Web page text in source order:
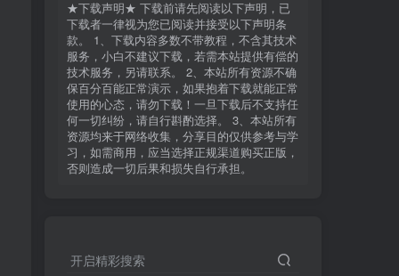
★下载声明★ 下载前请先阅读以下声明，已
下载者一律视为您已阅读并接受以下声明条
款。 1、下载内容多数不带教程，不含其技术
服务，小白不建议下载，若需本站提供有偿的
技术服务，另请联系。 2、本站所有资源不确
保百分百能正常演示，如果抱着下载就能正常
使用的心态，请勿下载！一旦下载后不支持任
何一切纠纷，请自行斟酌选择。 3、本站所有
资源均来于网络收集，分享目的仅供参考与学
习，如需商用，应当选择正规渠道购买正版，
否则造成一切后果和损失自行承担。
开启精彩搜索
淘惠币10 促销
淘惠币30